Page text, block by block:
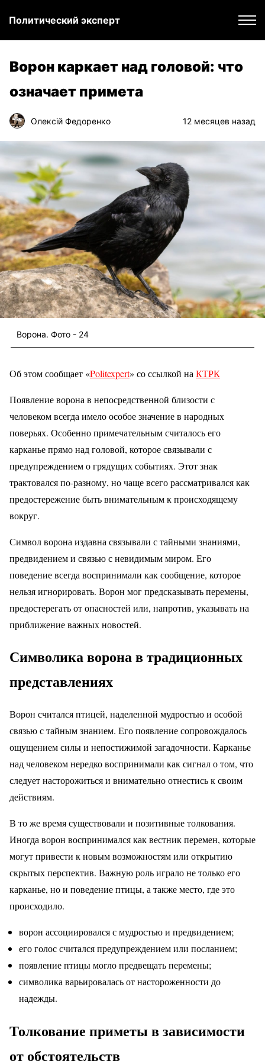
Политический эксперт
Ворон каркает над головой: что
означает примета
Олексій Федоренко 12 месяцев назад
Ворона. Фото - 24
Об этом сообщает «Politexpert» со ссылкой на КТРК
Появление ворона в непосредственной близости с
человеком всегда имело особое значение в народных
поверьях. Особенно примечательным считалось его
карканье прямо над головой, которое связывали с
предупреждением о грядущих событиях. Этот знак
трактовался по-разному, но чаще всего рассматривался как
предостережение быть внимательным к происходящему
вокруг.
Символ ворона издавна связывали с тайными знаниями,
предвидением и связью с невидимым миром. Его
поведение всегда воспринимали как сообщение, которое
нельзя игнорировать. Ворон мог предсказывать перемены,
предостерегать от опасностей или, напротив, указывать на
приближение важных новостей.
Символика ворона в традиционных
представлениях
Ворон считался птицей, наделенной мудростью и особой
связью с тайным знанием. Его появление сопровождалось
ощущением силы и непостижимой загадочности. Карканье
над человеком нередко воспринимали как сигнал о том, что
следует насторожиться и внимательно отнестись к своим
действиям.
В то же время существовали и позитивные толкования.
Иногда ворон воспринимался как вестник перемен, которые
могут привести к новым возможностям или открытию
скрытых перспектив. Важную роль играло не только его
карканье, но и поведение птицы, а также место, где это
происходило.
ворон ассоциировался с мудростью и предвидением;
его голос считался предупреждением или посланием;
появление птицы могло предвещать перемены;
символика варьировалась от настороженности до
надежды.
Толкование приметы в зависимости
от обстоятельств